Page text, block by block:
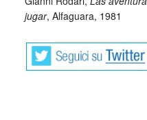
jugar, Alfaguara, 1981